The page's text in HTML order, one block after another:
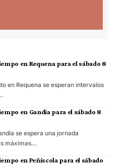
en Requena para el sábado 8
en Requena se esperan intervalos
en Gandia para el sábado 8
se espera una jornada
máximas…
en Peñíscola para el sábado